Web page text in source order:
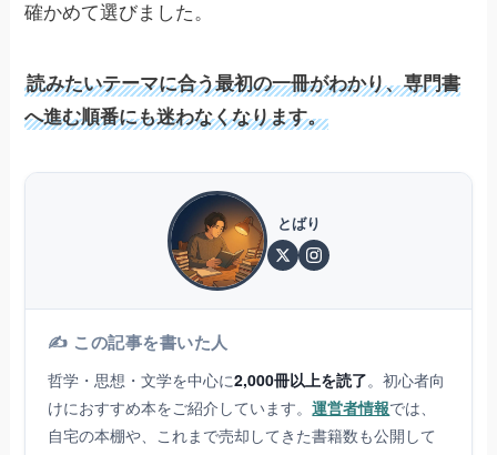
確かめて選びました。
読みたいテーマに合う最初の一冊がわかり、専門書
へ進む順番にも迷わなくなります。
とばり
✍️ この記事を書いた人
哲学・思想・文学を中心に2,000冊以上を読了。初心者向
けにおすすめ本をご紹介しています。運営者情報では、
自宅の本棚や、これまで売却してきた書籍数も公開して